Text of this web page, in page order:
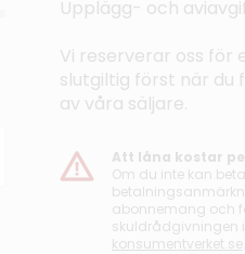
Upplägg- och
Vi reserverar oss för
slutgiltig först när
av våra säljare.
Att låna kostar
Om du inte kan
abonnemang och
skuldrådgivningen
konsumentverket.se